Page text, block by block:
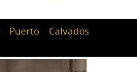
Puerto Calvados